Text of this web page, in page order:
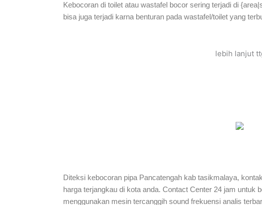
Kebocoran di toilet atau wastafel bocor sering terjadi di
bisa juga terjadi karna benturan pada wastafel/toilet yang
lebih lanjut
Diteksi kebocoran pipa Pancatengah kab tasikmalaya,
harga terjangkau di kota anda. Contact Center 24 jam untuk
menggunakan mesin tercanggih sound frekuensi analis